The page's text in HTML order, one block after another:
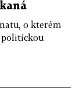
o kterém
politickou